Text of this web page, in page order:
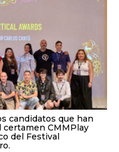
candidatos que han
CMMPlay
del Festival